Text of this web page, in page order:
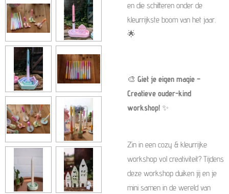
en die schitteren onder de
kleurrijkste boom van het jaar.
🌟
🎨 Giet je eigen magie –
Creatieve ouder-kind
workshop! ✨
Zin in een cozy & kleurrijke
workshop vol creativiteit? Tijdens
deze workshop duiken jij en je
mini samen in de wereld van